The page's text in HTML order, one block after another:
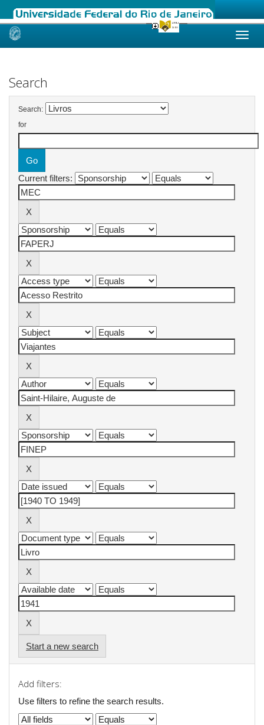
Skip
Search
Search:
for
Current filters:
Start a new search
Add filters:
Use filters to refine the search results.